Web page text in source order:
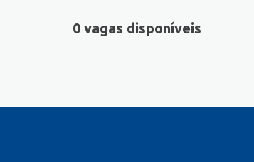
0 vagas disponíveis